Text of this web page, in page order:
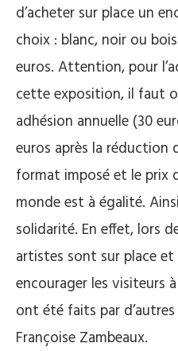
d’acheter sur place un
choix : blanc, noir ou
euros. Attention, pour
cette exposition, il faut
adhésion annuelle (30
euros après la réduction
format imposé et le prix
monde est à égalité.
solidarité. En effet, lors
artistes sont sur place et
encourager les visiteurs
ont été faits par
Françoise Zambeaux.